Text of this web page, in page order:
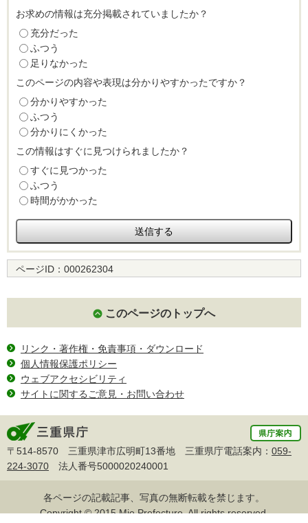
お求めの情報は充分掲載されていましたか？
充分だった
ふつう
足りなかった
このページの内容や表現は分かりやすかったですか？
分かりやすかった
ふつう
分かりにくかった
この情報はすぐに見つけられましたか？
すぐに見つかった
ふつう
時間がかかった
ページID： 000262304
このページのトップへ
リンク・著作権・免責事項・ダウンロード
個人情報保護ポリシー
ウェブアクセシビリティ
サイトに関するご意見・お問い合わせ
〒514-8570 三重県津市広明町13番地 三重県庁電話案内： 059-
224-3070 法人番号5000020240001
各ページの記載記事、写真の無断転載を禁じます。
Copyright © 2015 Mie Prefecture, All rights reserved.